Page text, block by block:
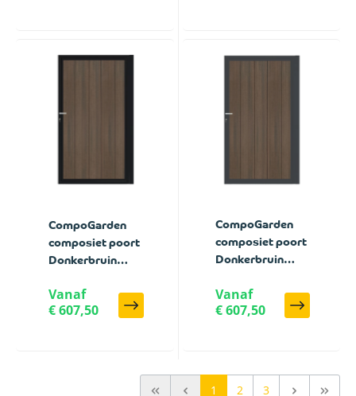
CompoGarden
composiet poort
Donkerbruin
verticaal met
zwart stalen
€ 607,50
Vanaf
CompoGarden
composiet poort
Donkerbruin
verticaal met
antraciet stalen
€ 607,50
Vanaf
1 2 3